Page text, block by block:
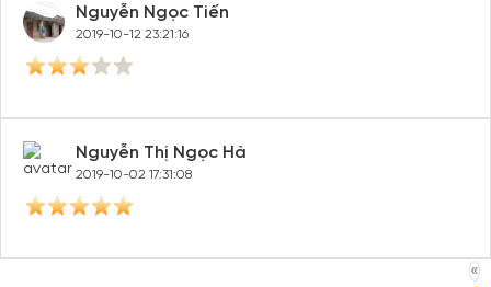
Nguyễn Ngọc Tiến
2019-10-12 23:21:16
Nguyễn Thị Ngọc Hà
2019-10-02 17:31:08
«